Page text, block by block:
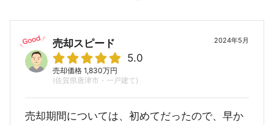
2024年5月
売却スピード
5.0
売却価格 1,830万円
(佐賀県唐津市・一戸建て)
売却期間については、初めてだったので、早か